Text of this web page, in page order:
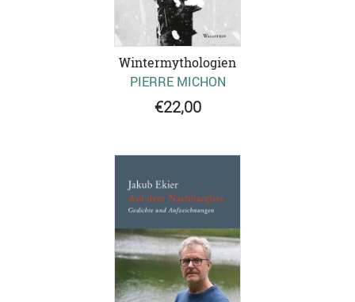
Wintermythologien
PIERRE MICHON
€22,00